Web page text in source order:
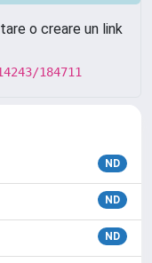
o creare un link
184711
ND
ND
ND